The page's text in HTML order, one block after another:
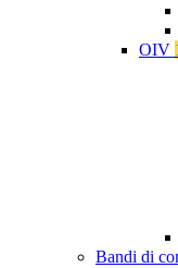
OIV
Bandi di